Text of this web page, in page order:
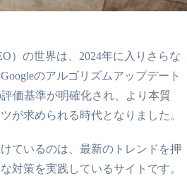
）の世界は、2024年に入りさらな
のアルゴリズムアップデート
価基準が明確化され、より本質
が求められる時代となりました。
ているのは、最新のトレンドを押
対策を実践しているサイトです。